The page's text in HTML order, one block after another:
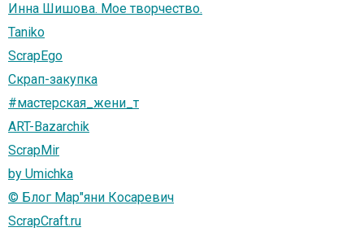
Инна Шишова. Мое творчество.
Taniko
ScrapEgo
Скрап-закупка
#мастерская_жени_т
ART-Bazarchik
ScrapMir
by Umichka
© Блог Мар"яни Косаревич
ScrapCraft.ru